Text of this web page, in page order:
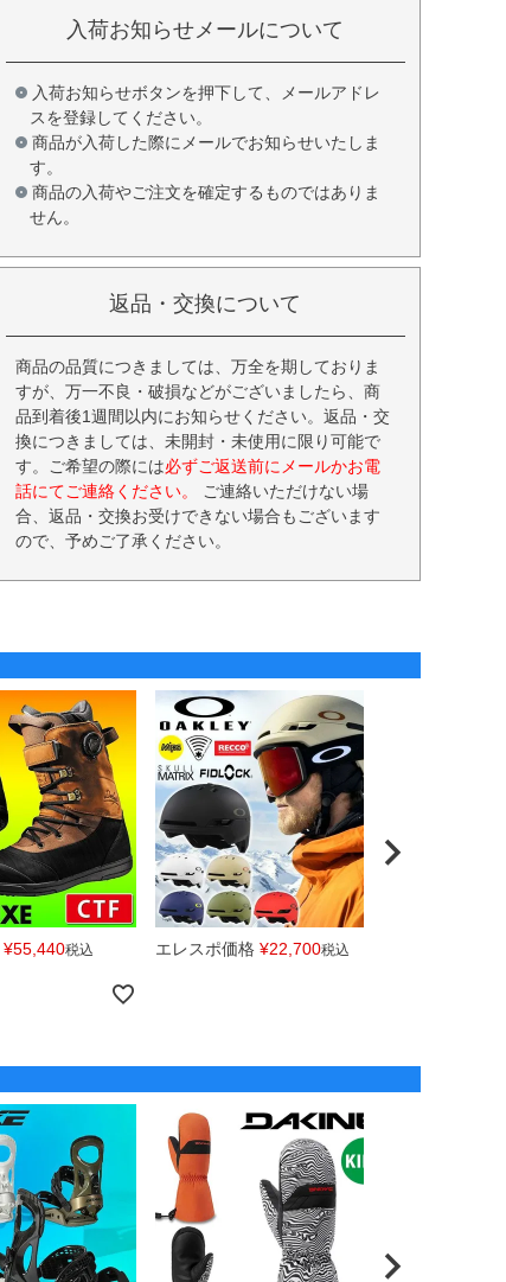
入荷お知らせメールについて
入荷お知らせボタンを押下して、メールアドレ
スを登録してください。
商品が入荷した際にメールでお知らせいたしま
す。
商品の入荷やご注文を確定するものではありま
せん。
返品・交換について
商品の品質につきましては、万全を期しておりま
すが、万一不良・破損などがございましたら、商
品到着後1週間以内にお知らせください。返品・交
換につきましては、未開封・未使用に限り可能で
す。ご希望の際には必ずご返送前にメールかお電
話にてご連絡ください。
ご連絡いただけない場
合、返品・交換お受けできない場合もございます
ので、予めご了承ください。
¥55,440税込 エレスポ価格 ¥22,700税込